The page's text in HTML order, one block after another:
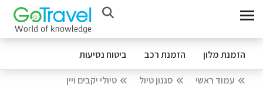
הזמנת מלון הזמנת רכב ביטוח נסיעות
עמוד ראשי סגנון טיול
טיולי יקבים ויין